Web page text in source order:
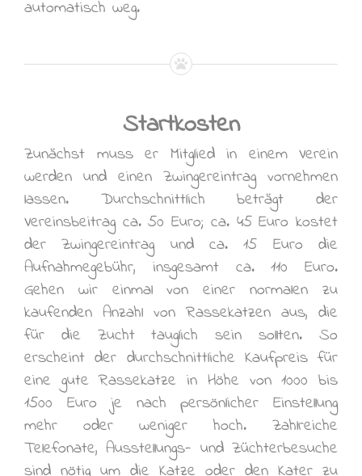
automatisch weg.
Startkosten
Zunächst muss er Mitglied in einem Verein
werden und einen Zwingereintrag vornehmen
lassen. Durchschnittlich beträgt der
Vereinsbeitrag ca. 50 Euro; ca. 45 Euro kostet
der Zwingereintrag und ca. 15 Euro die
Aufnahmegebühr, insgesamt ca. 110 Euro.
Gehen wir einmal von einer normalen zu
kaufenden Anzahl von Rassekatzen aus, die
für die Zucht tauglich sein sollten. So
erscheint der durchschnittliche Kaufpreis für
eine gute Rassekatze in Höhe von 1000 bis
1500 Euro je nach persönlicher Einstellung
mehr oder weniger hoch. Zahlreiche
Telefonate, Ausstellungs- und Züchterbesuche